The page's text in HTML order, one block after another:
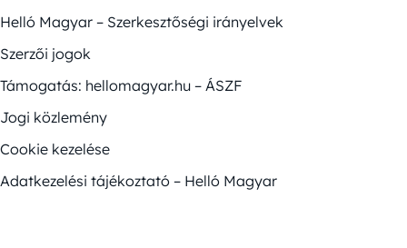
Helló Magyar – Szerkesztőségi irányelvek
Szerzői jogok
Támogatás: hellomagyar.hu – ÁSZF
Jogi közlemény
Cookie kezelése
Adatkezelési tájékoztató – Helló Magyar